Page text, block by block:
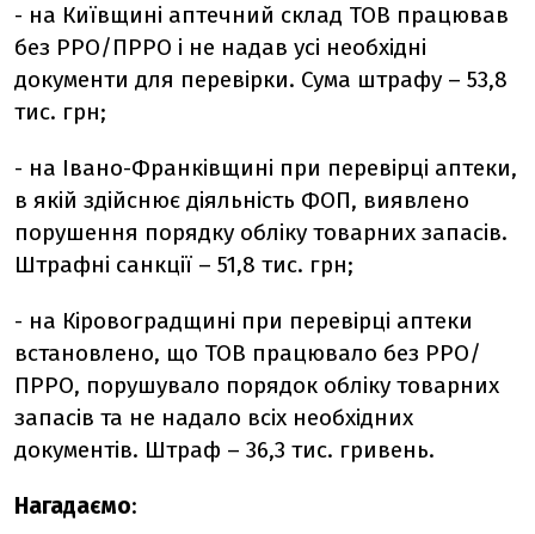
- на Київщині аптечний склад ТОВ працював
без РРО/ПРРО і не надав усі необхідні
документи для перевірки. Сума штрафу – 53,8
тис. грн;
- на Івано-Франківщині при перевірці аптеки,
в якій здійснює діяльність ФОП, виявлено
порушення порядку обліку товарних запасів.
Штрафні санкції – 51,8 тис. грн;
- на Кіровоградщині при перевірці аптеки
встановлено, що ТОВ працювало без РРО/
ПРРО, порушувало порядок обліку товарних
запасів та не надало всіх необхідних
документів. Штраф – 36,3 тис. гривень.
Нагадаємо: